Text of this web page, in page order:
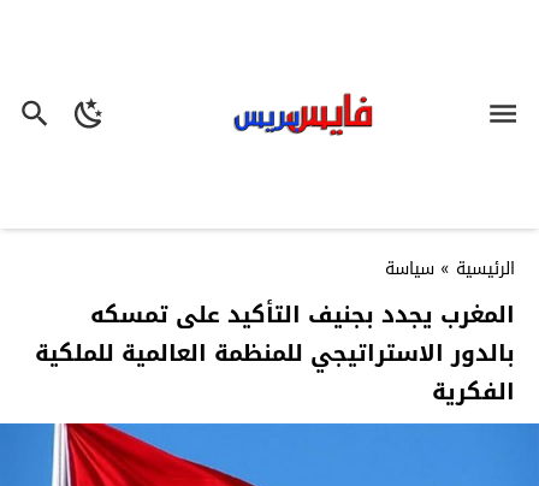
الرئيسية » سياسة
المغرب يجدد بجنيف التأكيد على تمسكه
بالدور الاستراتيجي للمنظمة العالمية للملكية
الفكرية